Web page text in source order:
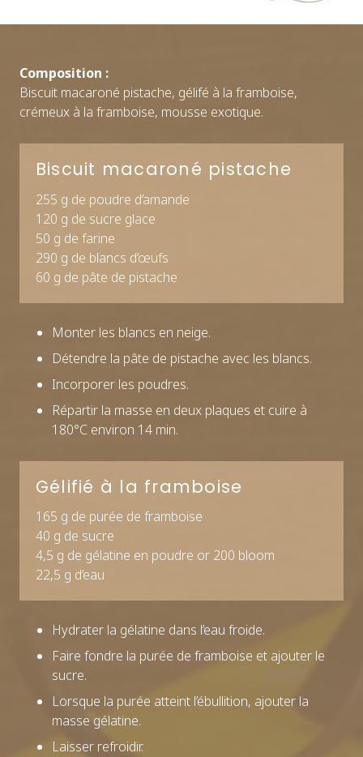
Composition :
Biscuit macaroné pistache, gélifé à la framboise,
crémeux à la framboise, mousse exotique.
Biscuit macaroné pistache
255 g de poudre d’amande
120 g de sucre glace
50 g de farine
290 g de blancs d’œufs
60 g de pâte de pistache
Monter les blancs en neige.
Détendre la pâte de pistache avec les blancs.
Incorporer les poudres.
Répartir la masse en deux plaques et cuire à
180°C environ 14 min.
Gélifié à la framboise
165 g de purée de framboise
40 g de sucre
4,5 g de gélatine en poudre or 200 bloom
22,5 g d’eau
Hydrater la gélatine dans l’eau froide.
Faire fondre la purée de framboise et ajouter le
sucre.
Lorsque la purée atteint l’ébullition, ajouter la
masse gélatine.
Laisser refroidir.